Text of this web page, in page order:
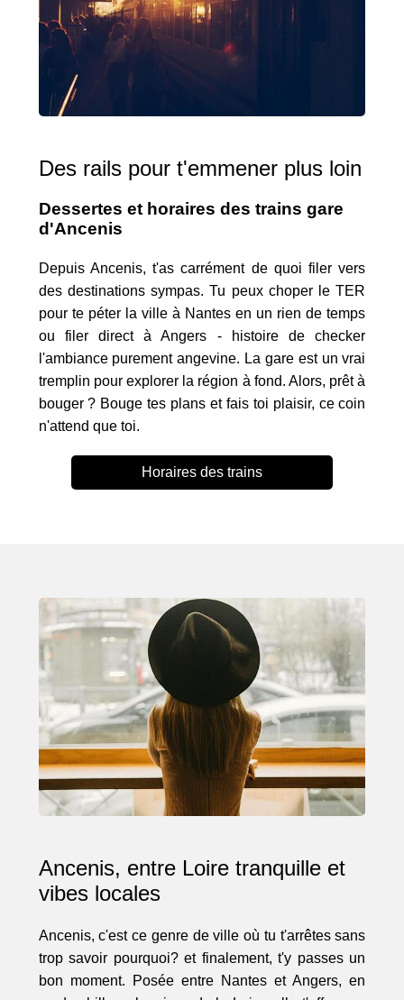
Des rails pour t'emmener plus loin
Dessertes et horaires des trains gare
d'Ancenis
Depuis Ancenis, t'as carrément de quoi filer vers
des destinations sympas. Tu peux choper le TER
pour te péter la ville à Nantes en un rien de temps
ou filer direct à Angers - histoire de checker
l'ambiance purement angevine. La gare est un vrai
tremplin pour explorer la région à fond. Alors, prêt à
bouger ? Bouge tes plans et fais toi plaisir, ce coin
n'attend que toi.
Horaires des trains
Ancenis, entre Loire tranquille et
vibes locales
Ancenis, c'est ce genre de ville où tu t'arrêtes sans
trop savoir pourquoi? et finalement, t'y passes un
bon moment. Posée entre Nantes et Angers, en